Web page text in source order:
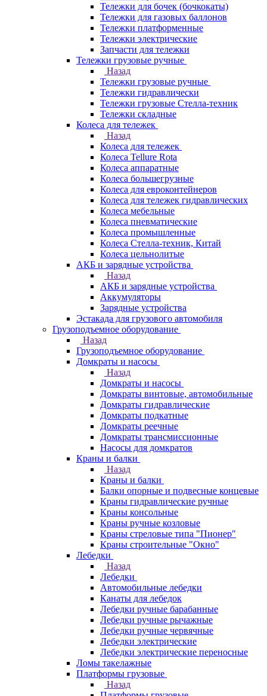
Тележки для бочек (бочкокаты)
Тележки для газовых баллонов
Тележки платформенные
Тележки электрические
Запчасти для тележки
Тележки грузовые ручные
Назад
Тележки грузовые ручные
Тележки гидравлически
Тележки грузовые Стелла-техник
Тележки складные
Колеса для тележек
Назад
Колеса для тележек
Колеса Tellure Rota
Колеса аппаратные
Колеса большегрузные
Колеса для евроконтейнеров
Колеса для тележек гидравлических
Колеса мебельные
Колеса пневматические
Колеса промышленные
Колеса Стелла-техник, Китай
Колеса цельнолитые
АКБ и зарядные устройства
Назад
АКБ и зарядные устройства
Аккумуляторы
Зарядные устройства
Эстакада для грузового автомобиля
Грузоподъемное оборудование
Назад
Грузоподъемное оборудование
Домкраты и насосы
Назад
Домкраты и насосы
Домкраты винтовые, автомобильные
Домкраты гидравлические
Домкраты подкатные
Домкраты реечные
Домкраты трансмиссионные
Насосы для домкратов
Краны и балки
Назад
Краны и балки
Балки опорные и подвесные концевые
Краны гидравлические ручные
Краны консольные
Краны ручные козловые
Краны стреловые типа "Пионер"
Краны строительные "Окно"
Лебедки
Назад
Лебедки
Автомобильные лебедки
Канаты для лебедок
Лебедки ручные барабанные
Лебедки ручные рычажные
Лебедки ручные червячные
Лебедки электрические
Лебедки электрические переносные
Ломы такелажные
Платформы грузовые
Назад